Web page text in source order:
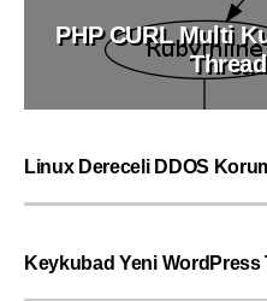
PHP CURL Multi
Thread
Linux Dereceli DDOS
Keykubad Yeni WordPress